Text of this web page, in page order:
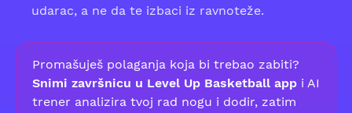
udarac, a ne da te izbaci iz ravnoteže.
Promašuješ polaganja koja bi trebao zabiti?
Snimi završnicu u Level Up Basketball app i AI
trener analizira tvoj rad nogu i dodir, zatim